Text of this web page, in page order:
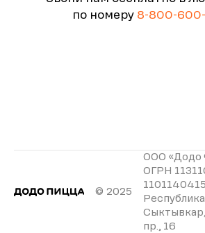
по номеру 8-800-
© 2025
ООО «Додо
ОГРН
пр., 16